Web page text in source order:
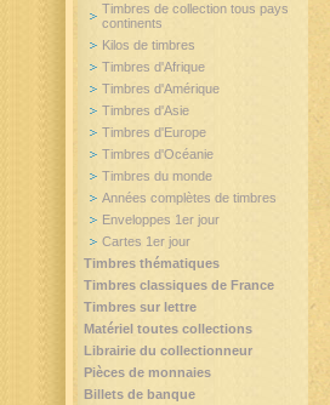
Timbres de collection tous pays
continents
Kilos de timbres
Timbres d'Afrique
Timbres d'Amérique
Timbres d'Asie
Timbres d'Europe
Timbres d'Océanie
Timbres du monde
Années complètes de timbres
Enveloppes 1er jour
Cartes 1er jour
Timbres thématiques
Timbres classiques de France
Timbres sur lettre
Matériel toutes collections
Librairie du collectionneur
Pièces de monnaies
Billets de banque